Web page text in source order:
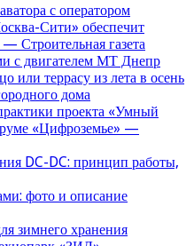
с оператором
Сити» обеспечит
Строительная газета
с двигателем МТ Днепр
или террасу из лета в осень
дома
проекта «Умный
«Цифроземье» —
DC-DC: принцип работы,
фото и описание
зимнего хранения